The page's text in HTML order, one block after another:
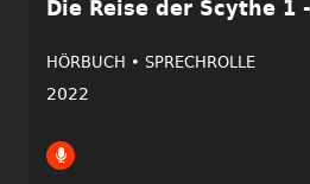
Die Reise der Scythe 1
HÖRBUCH • SPRECHROLLE
2022